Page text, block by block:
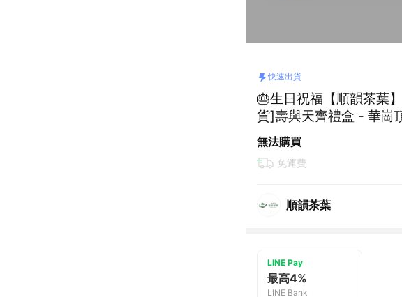
快速出貨
🎂生日祝福【順韻茶葉
貨]壽與天齊禮盒 - 華崗
葉｜正統台灣高冷茶
無法購買
免運費
順韻茶葉
LINE Pay
最高4%
LINE Bank